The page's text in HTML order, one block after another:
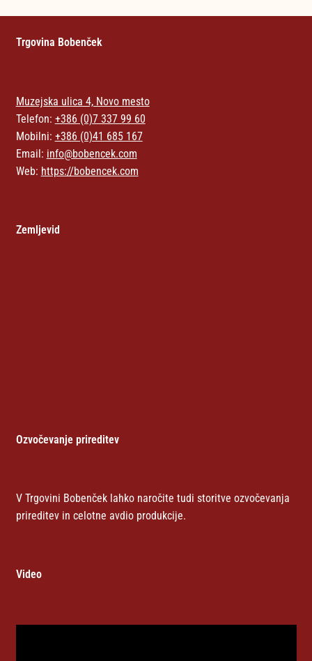
Trgovina Bobenček
Muzejska ulica 4, Novo mesto
Telefon: +386 (0)7 337 99 60
Mobilni: +386 (0)41 685 167
Email: info@bobencek.com
Web: https://bobencek.com
Zemljevid
Ozvočevanje prireditev
V Trgovini Bobenček lahko naročite tudi storitve ozvočevanja
prireditev in celotne avdio produkcije.
Video